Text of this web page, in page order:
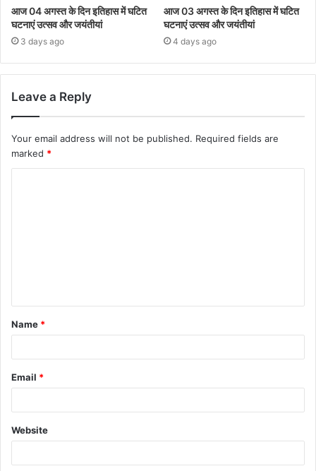
आज 04 अगस्त के दिन इतिहास में घटित
घटनाएं उत्सव और जयंतीयां
3 days ago
आज 03 अगस्त के दिन इतिहास में घटित
घटनाएं उत्सव और जयंतीयां
4 days ago
Leave a Reply
Your email address will not be published. Required fields are
marked *
Name *
Email *
Website